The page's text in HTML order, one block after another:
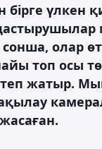
бірге үлкен
сонша, олар
топ осы
жатыр.